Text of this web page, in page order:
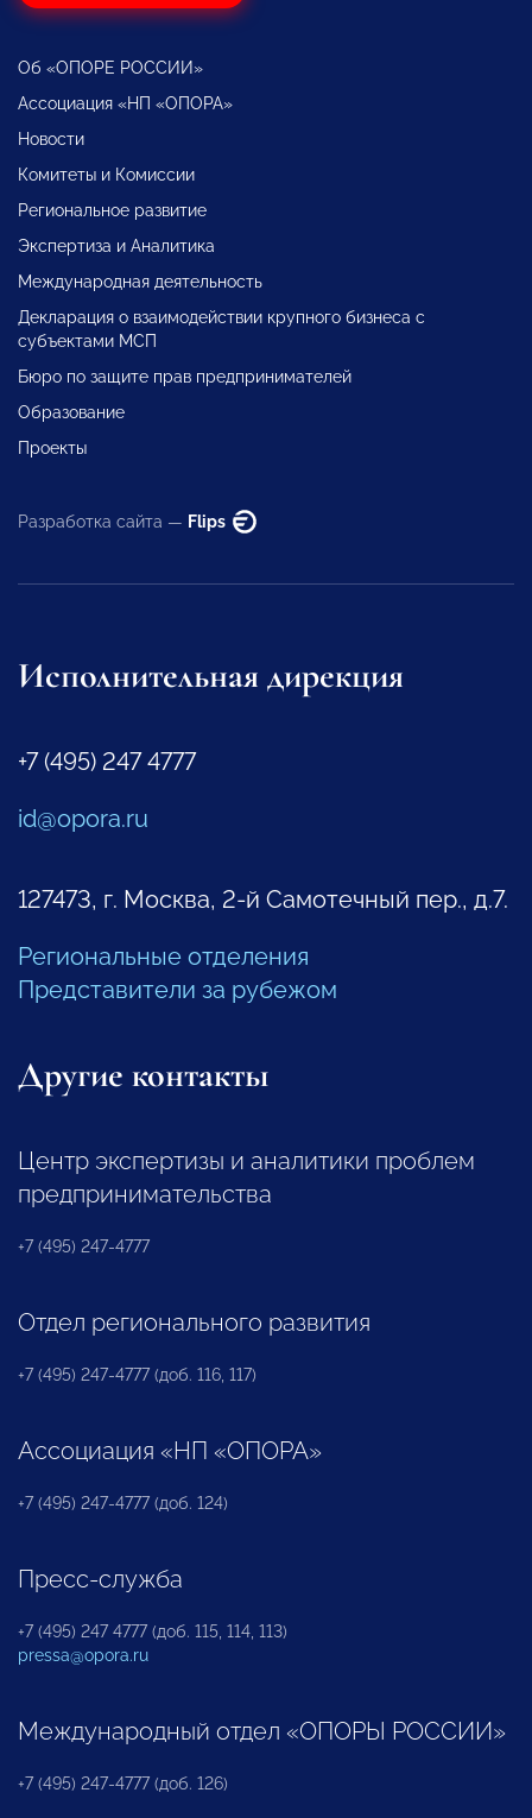
Об «ОПОРЕ РОССИИ»
Ассоциация «НП «ОПОРА»
Новости
Комитеты и Комиссии
Региональное развитие
Экспертиза и Аналитика
Международная деятельность
Декларация о взаимодействии крупного бизнеса с
субъектами МСП
Бюро по защите прав предпринимателей
Образование
Проекты
Разработка сайта — Flips
Исполнительная дирекция
+7 (495) 247 4777
id@opora.ru
127473, г. Москва, 2-й Самотечный пер., д.7.
Региональные отделения
Представители за рубежом
Другие контакты
Центр экспертизы и аналитики проблем
предпринимательства
+7 (495) 247-4777
Отдел регионального развития
+7 (495) 247-4777 (доб. 116, 117)
Ассоциация «НП «ОПОРА»
+7 (495) 247-4777 (доб. 124)
Пресс-служба
+7 (495) 247 4777 (доб. 115, 114, 113)
pressa@opora.ru
Международный отдел «ОПОРЫ РОССИИ»
+7 (495) 247-4777 (доб. 126)